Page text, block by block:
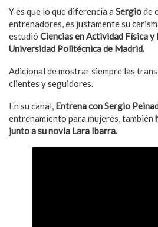
Y es que lo que diferencia a Sergiode
entrenadores, es justamente su
estudió Ciencias en Actividad Física
Universidad Politécnica de Madrid.
Adicional de mostrar siempre las
clientes y seguidores.
En su canal, Entrena con Sergio
entrenamiento para mujeres, también
junto a su novia Lara Ibarra.